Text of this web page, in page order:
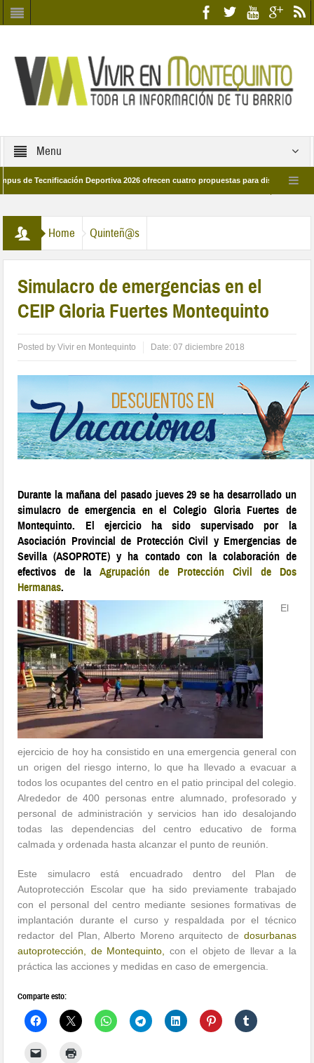
Menu
Tecnificación Deportiva 2026 ofrecen cuatro propuestas para disfrutar del deporte
Home Quinteñ@s
Simulacro de emergencias en el
CEIP Gloria Fuertes Montequinto
Posted byVivir en Montequinto Date:07 diciembre 2018
Durante la mañana del pasado jueves 29 se ha desarrollado un
simulacro de emergencia en el Colegio Gloria Fuertes de
Montequinto. El ejercicio ha sido supervisado por la
Asociación Provincial de Protección Civil y Emergencias de
Sevilla (ASOPROTE) y ha contado con la colaboración de
efectivos de laAgrupación de Protección Civil de Dos
Hermanas.
El
ejercicio de hoy ha consistido en una emergencia general con
un origen del riesgo interno, lo que ha llevado a evacuar a
todos los ocupantes del centro en el patio principal del colegio.
Alrededor de 400 personas entre alumnado, profesorado y
personal de administración y servicios han ido desalojando
todas las dependencias del centro educativo de forma
calmada y ordenada hasta alcanzar el punto de reunión.
Este simulacro está encuadrado dentro del Plan de
Autoprotección Escolar que ha sido previamente trabajado
con el personal del centro mediante sesiones formativas de
implantación durante el curso y respaldada por el técnico
redactor del Plan, Alberto Moreno arquitecto de dosurbanas
autoprotección, de Montequinto, con el objeto de llevar a la
práctica las acciones y medidas en caso de emergencia.
Comparte esto: